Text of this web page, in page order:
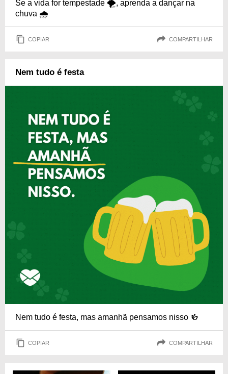
Se a vida for tempestade 🌪, aprenda a dançar na
chuva 🌧
COPIAR COMPARTILHAR
Nem tudo é festa
Nem tudo é festa, mas amanhã pensamos nisso 🍻
COPIAR COMPARTILHAR